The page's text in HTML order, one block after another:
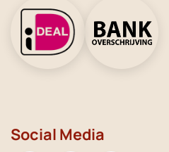
Social Media